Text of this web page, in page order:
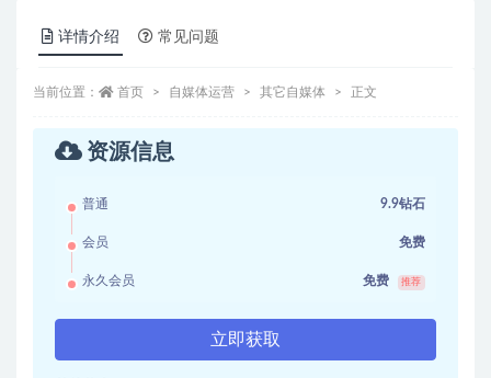
详情介绍 常见问题
当前位置： 首页 自媒体运营 其它自媒体 正文
资源信息
普通 9.9钻石
会员 免费
永久会员 免费 推荐
立即获取